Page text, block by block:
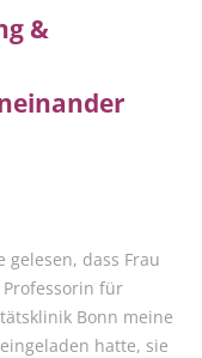
&
dass Frau
für
Bonn meine
hatte, sie